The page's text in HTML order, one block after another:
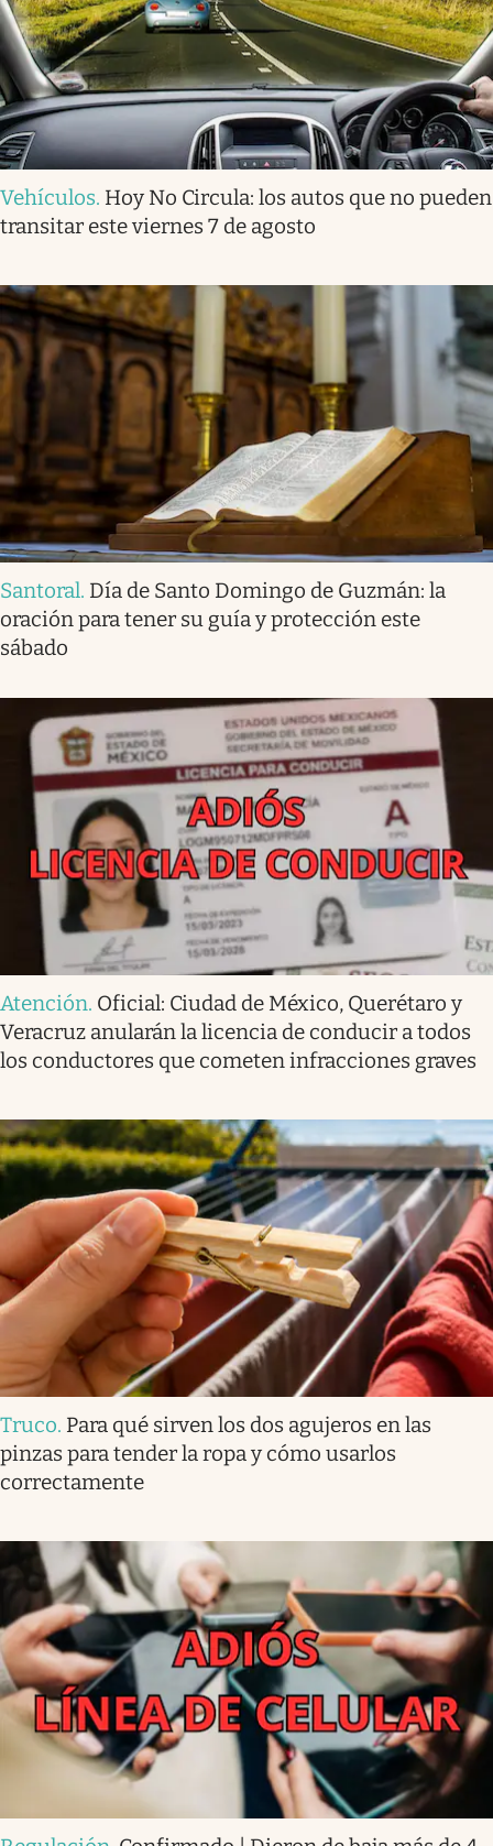
Vehículos. Hoy No Circula: los autos que no pueden
transitar este viernes 7 de agosto
Santoral. Día de Santo Domingo de Guzmán: la
oración para tener su guía y protección este
sábado
Atención. Oficial: Ciudad de México, Querétaro y
Veracruz anularán la licencia de conducir a todos
los conductores que cometen infracciones graves
Truco. Para qué sirven los dos agujeros en las
pinzas para tender la ropa y cómo usarlos
correctamente